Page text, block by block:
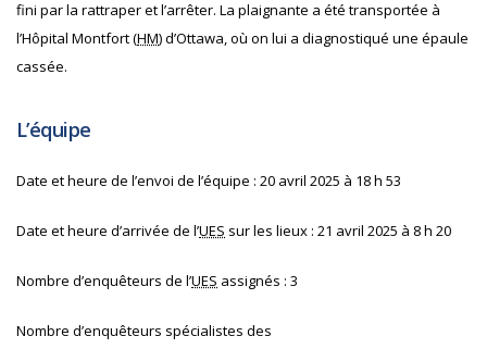
fini par la rattraper et l’arrêter. La plaignante a été transportée à
l’Hôpital Montfort (HM) d’Ottawa, où on lui a diagnostiqué une épaule
cassée.
L’équipe
Date et heure de l’envoi de l’équipe : 20 avril 2025 à 18 h 53
Date et heure d’arrivée de l’UES sur les lieux : 21 avril 2025 à 8 h 20
Nombre d’enquêteurs de l’UES assignés : 3
Nombre d’enquêteurs spécialistes des